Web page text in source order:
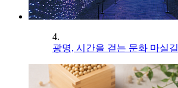
4.
광명, 시간을 걷는 문화 마실길